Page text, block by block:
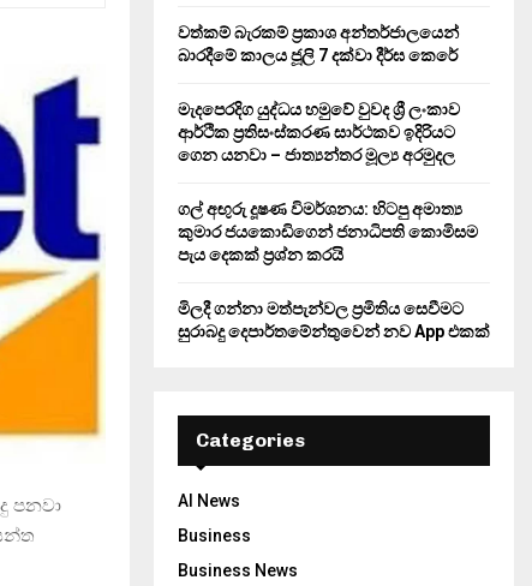
පනවා
H
වත්කම් බැරකම් ප්‍රකාශ අන්තර්ජාලයෙන්
බාරදීමේ කාලය ජූලි 7 දක්වා දීර්ඝ කෙරේ
මැදපෙරදිග යුද්ධය හමුවේ වුවද ශ්‍රී ලංකාව
ආර්ථික ප්‍රතිසංස්කරණ සාර්ථකව ඉදිරියට
ගෙන යනවා – ජාත්‍යන්තර මූල්‍ය අරමුදල
ගල් අඟුරු දූෂණ විමර්ශනය: හිටපු අමාත්‍ය
කුමාර ජයකොඩිගෙන් ජනාධිපති කොමිසම
පැය දෙකක් ප්‍රශ්න කරයි
මිලදී ගන්නා මත්පැන්වල ප්‍රමිතිය සෙවීමට
සුරාබදු දෙපාර්තමේන්තුවෙන් නව App එකක්
Categories
AI News
Business
Business News